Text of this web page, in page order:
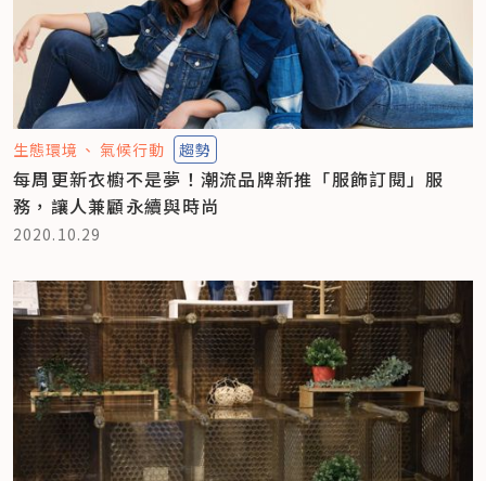
生態環境 氣候行動 趨勢
每周更新衣櫥不是夢！潮流品牌新推「服飾訂閱」服
務，讓人兼顧永續與時尚
2020.10.29